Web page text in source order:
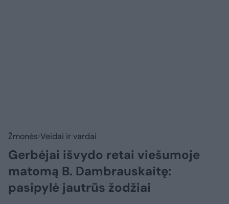
Žmonės Veidai ir vardai
Gerbėjai išvydo retai viešumoje
matomą B. Dambrauskaitę:
pasipylė jautrūs žodžiai